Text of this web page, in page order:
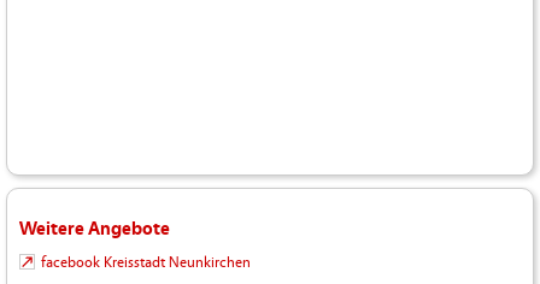
Weitere Angebote
facebook Kreisstadt Neunkirchen